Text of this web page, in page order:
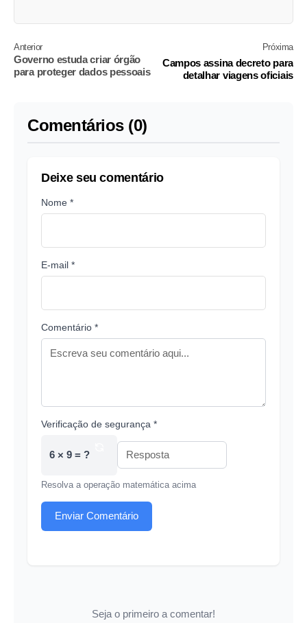
Anterior
Governo estuda criar órgão
para proteger dados pessoais
Próxima
Campos assina decreto para
detalhar viagens oficiais
Comentários (0)
Deixe seu comentário
Nome *
E-mail *
Comentário *
Verificação de segurança *
6 × 9 = ?
Resolva a operação matemática acima
Enviar Comentário
Seja o primeiro a comentar!